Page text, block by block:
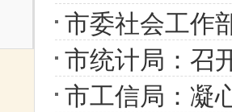
市委社会工作
市统计局：召
市工信局：凝